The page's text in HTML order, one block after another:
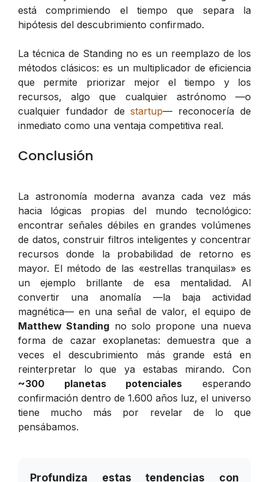
está comprimiendo el tiempo que separa la
hipótesis del descubrimiento confirmado.
La técnica de Standing no es un reemplazo de los
métodos clásicos: es un multiplicador de eficiencia
que permite priorizar mejor el tiempo y los
recursos, algo que cualquier astrónomo —o
cualquier fundador destartup— reconocería de
inmediato como una ventaja competitiva real.
Conclusión
La astronomía moderna avanza cada vez más
hacia lógicas propias del mundo tecnológico:
encontrar señales débiles en grandes volúmenes
de datos, construir filtros inteligentes y concentrar
recursos donde la probabilidad de retorno es
mayor. El método de las «estrellas tranquilas» es
un ejemplo brillante de esa mentalidad. Al
convertir una anomalía —la baja actividad
magnética— en una señal de valor, el equipo de
Matthew Standing no solo propone una nueva
forma de cazar exoplanetas: demuestra que a
veces el descubrimiento más grande está en
reinterpretar lo que ya estabas mirando. Con
~300 planetas potenciales esperando
confirmación dentro de 1.600 años luz, el universo
tiene mucho más por revelar de lo que
pensábamos.
Profundiza estas tendencias con